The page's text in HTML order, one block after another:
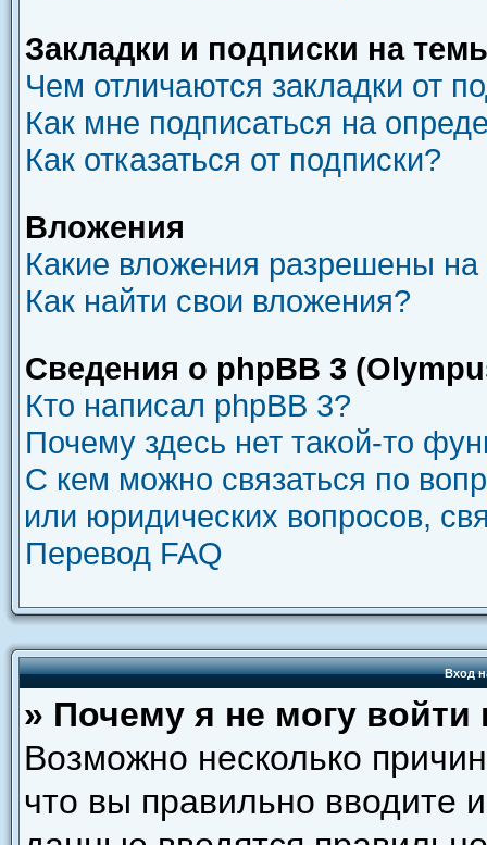
Закладки и подписки на
Чем отличаются закладки от
Как мне подписаться на
Как отказаться от подписки?
Вложения
Какие вложения разрешены
Как найти свои вложения?
Сведения о phpBB 3
Кто написал phpBB 3?
Почему здесь нет такой-то
С кем можно связаться по
или юридических вопросов,
Перевод FAQ
Вход
» Почему я не могу
Возможно несколько
что вы правильно вводите